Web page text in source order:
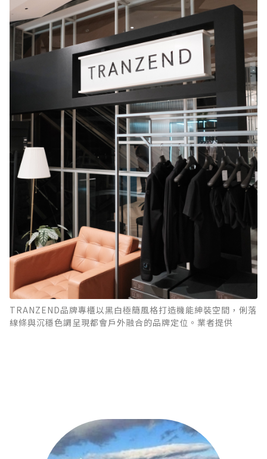
TRANZEND品牌專櫃以黑白極簡風格打造機能紳裝空間，俐落
線條與沉穩色調呈現都會戶外融合的品牌定位。業者提供